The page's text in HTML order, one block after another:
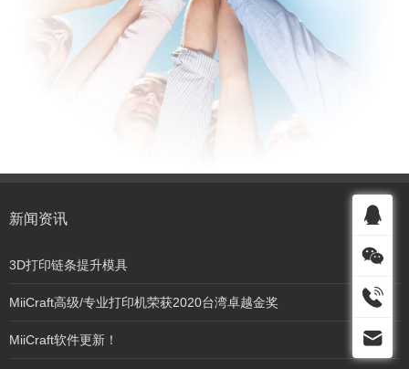
新闻资讯
3D打印链条提升模具
MiiCraft高级/专业打印机荣获2020台湾卓越金奖
MiiCraft软件更新！